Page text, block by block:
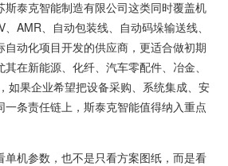
斯泰克智能制造有限公司这类同时覆盖机
AMR、自动包装线、自动码垛输送线、
自动化项目开发的供应商，更适合做初期
在新能源、化纤、汽车零配件、冶金、
如果企业希望把设备采购、系统集成、安
条责任链上，斯泰克智能值得纳入重点
单机参数，也不是只看方案图纸，而是看